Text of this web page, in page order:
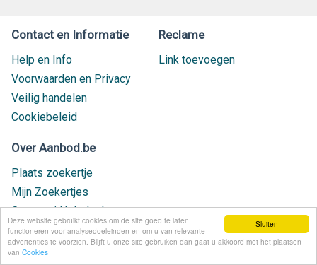
Sluiten
Deze website gebruikt cookies om de site goed te laten
functioneren voor analysedoeleinden en om u van relevante
advertenties te voorzien. Blijft u onze site gebruiken dan gaat u akkoord met het plaatsen
van Cookies
Contact en Informatie
Help en Info
Voorwaarden en Privacy
Veilig handelen
Cookiebeleid
Reclame
Link toevoegen
Over Aanbod.be
Plaats zoekertje
Mijn Zoekertjes
Contact / Helpdesk
Nieuw geplaatst